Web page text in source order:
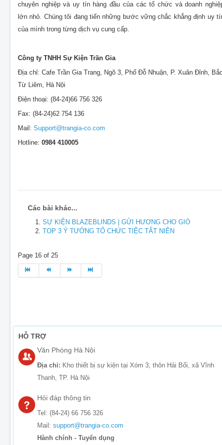
chuyên nghiệp và uy tín hàng đầu của các tổ chức và doanh
lớn nhỏ. Chúng tôi đang tiến những bước vững chắc khẳng định uy
của mình trong từng dịch vụ cung cấp.
Công ty TNHH Sự Kiện Trần Gia
Địa chỉ: Cafe Trần Gia Trang, Ngõ 3, Phố Đỗ Nhuận, P. Xuân Đỉnh,
Từ Liêm, Hà Nội
Điện thoại: (84-24)66 756 326
Fax: (84-24)62 754 136
Mail: Support@trangia-co.com
Hotline: 0984 410005
Các bài khác...
SỰ KIỆN BLAZEBLINDS | GỬI HƯƠNG CHO GIÓ
TOP 3 Ý TƯỞNG TỔ CHỨC TIỆC TẤT NIÊN
Page 16 of 25
HỖ TRỢ
Văn Phòng Hà Nội
Địa chỉ: Kho thiết bị sự kiện tại Xóm 3, thôn Hải Bối, xã Vĩnh
Thanh, TP. Hà Nội
Hỏi đáp thông tin
Tel: (84-24) 66 756 326
Mail: support@trangia-co.com
Hành chính - Tuyển dụng